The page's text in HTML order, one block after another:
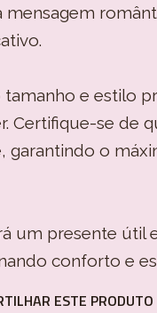
mensagem
e estilo
Certifique-se de
garantindo o
um presente útil
conforto e
ESTE PRODUTO